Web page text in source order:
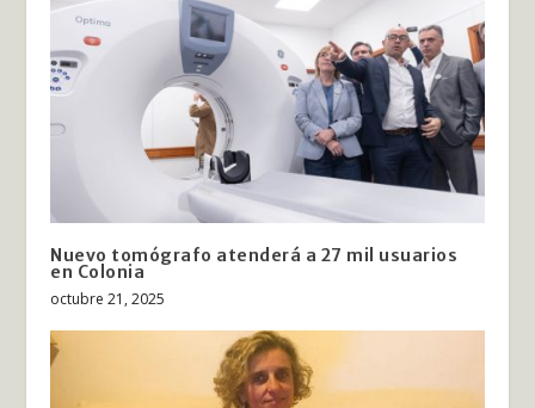
Nuevo tomógrafo atenderá a 27 mil usuarios
en Colonia
octubre 21, 2025